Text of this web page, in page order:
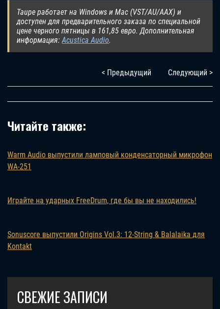
Taupe работает на Windows и Mac (VST/AU/AAX) и
доступен для предварительного заказа по специальной
цене черного пятницы в 161,85 евро. Дополнительная
информация:Acustica Audio.
< Предыдущий Следующий >
Читайте также:
Warm Audio выпустили ламповый конденсаторный микрофон
WA-251
Играйте на ударных FreeDrum, где бы вы не находились!
Sonuscore выпустили Origins Vol.3: 12-String & Balalaika для
Kontakt
СВЕЖИЕ ЗАПИСИ